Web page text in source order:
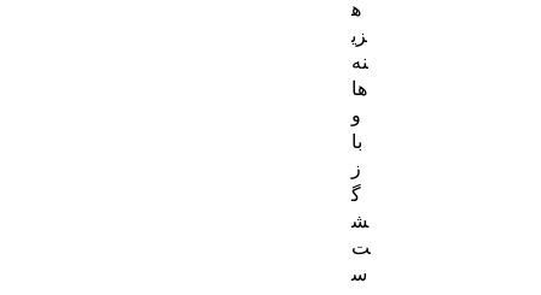
ه
زی
نه‌
ها
و
با
ز
گ
ش
ت
س